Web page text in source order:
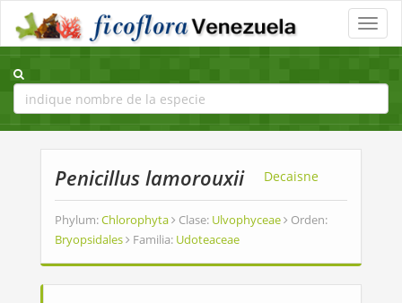
Toggle
Penicillus lamorouxii Decaisne
Phylum:Chlorophyta Clase: Ulvophyceae
Orden:
Bryopsidales
Familia: Udoteaceae